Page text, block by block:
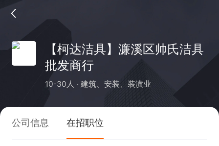
【柯达洁具】濂溪区帅氏洁具
批发商行
10-30人 建筑、安装、装潢业
公司信息 在招职位